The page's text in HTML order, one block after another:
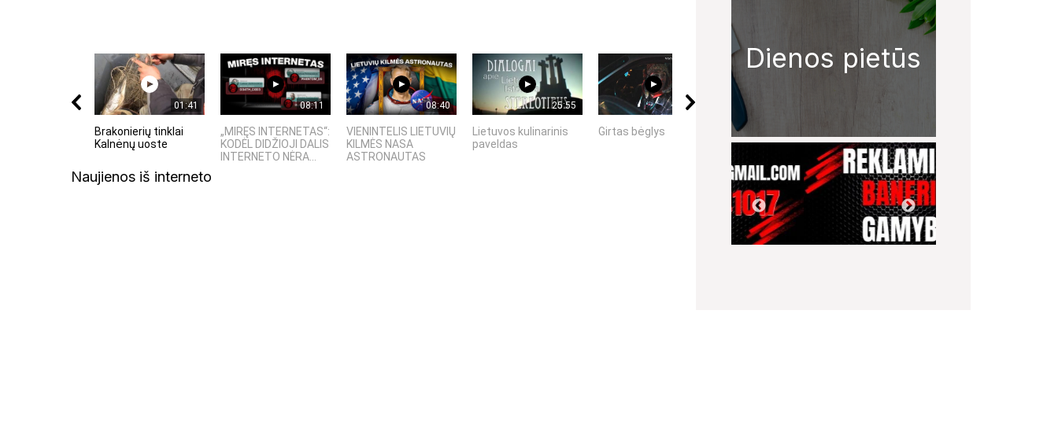
01:41
Brakonierių tinklai
Kalnėnų uoste
08:11
„MIRĘS INTERNETAS“:
KODĖL DIDŽIOJI DALIS
INTERNETO NĖRA...
08:40
VIENINTELIS LIETUVIŲ
KILMĖS NASA
ASTRONAUTAS
25:55
Lietuvos kulinarinis
paveldas
03:17
Girtas bėglys
Jurbarkas sutiko
2024-uosius!
INTELEKTĄ? KILMĖS
ISTORIJA IR FAKTAI
Naujienos iš interneto
Dienos pietūs